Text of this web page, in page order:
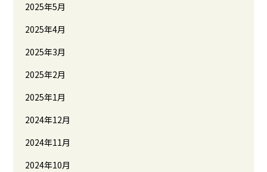
2025年5月
2025年4月
2025年3月
2025年2月
2025年1月
2024年12月
2024年11月
2024年10月